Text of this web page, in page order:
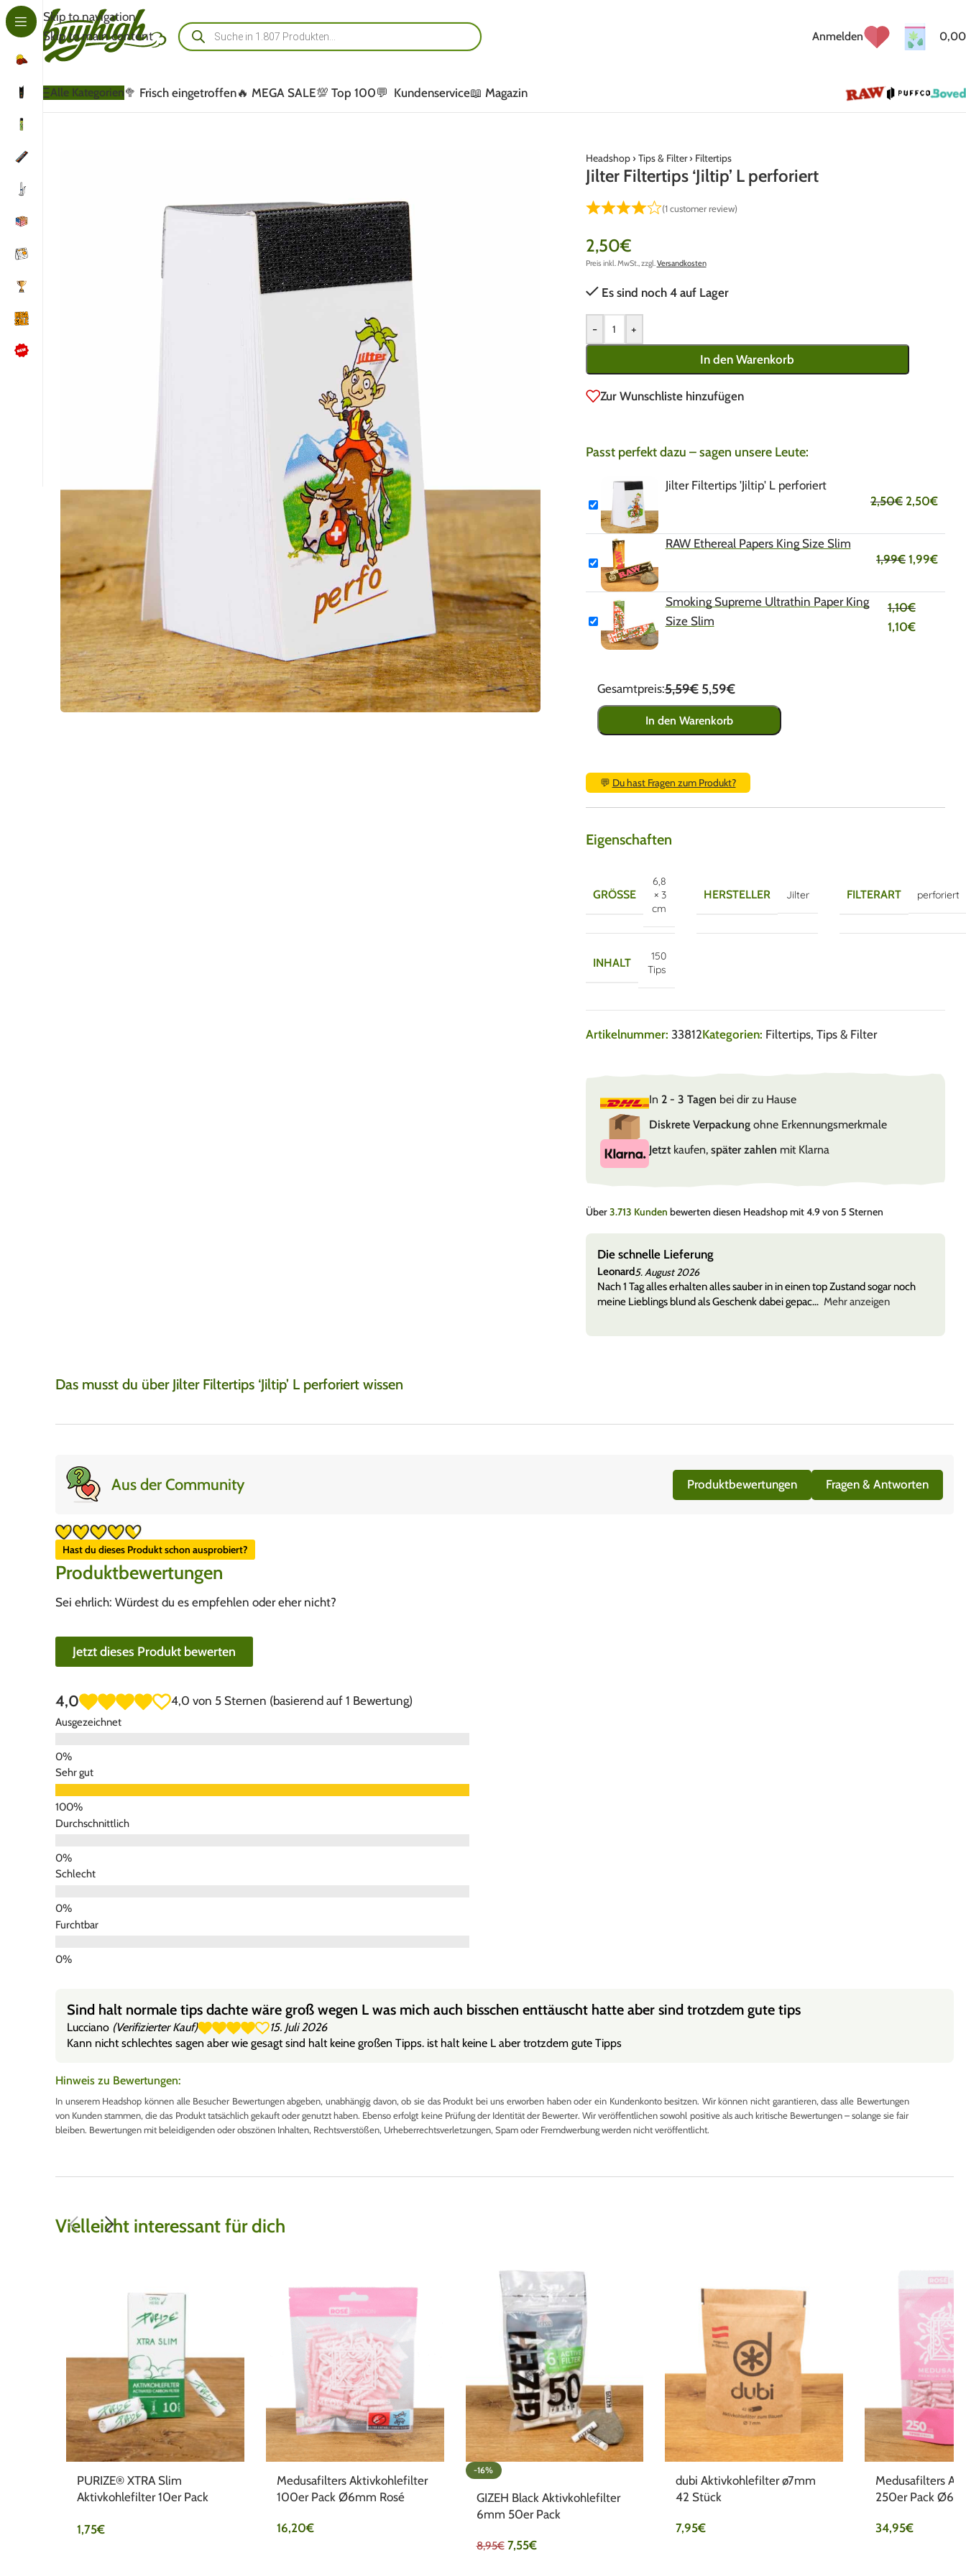
Skip to navigation
Skip to main content
Anmelden 0,00
Alle Kategorien🥦 Frisch eingetroffen🔥 MEGA SALE💯 Top 100💬 Kundenservice📖 Magazin
Headshop› Tips & Filter› Filtertips
Jilter Filtertips ‘Jiltip’ L perforiert
(1customer review)
2,50€
Preis inkl. MwSt., zzgl.Versandkosten
Es sind noch 4 auf Lager
- +
In den Warenkorb
Zur Wunschliste hinzufügen
Passt perfekt dazu – sagen unsere Leute:
Jilter Filtertips 'Jiltip' L perforiert
2,50€ 2,50€
RAW Ethereal Papers King Size Slim
1,99€ 1,99€
Smoking Supreme Ultrathin Paper King
Size Slim
1,10€
1,10€
Gesamtpreis:5,59€ 5,59€
In den Warenkorb
💬 Du hast Fragen zum Produkt?
Eigenschaften
GRÖSSE
6,8
× 3
cm
HERSTELLER Jilter FILTERART perforiert
INHALT
150
Tips
Artikelnummer: 33812Kategorien: Filtertips, Tips & Filter
In 2 - 3 Tagen bei dir zu Hause
Diskrete Verpackungohne Erkennungsmerkmale
Jetztkaufen, später zahlen mit Klarna
Über3.713 Kunden bewerten diesen Headshop mit 4.9 von 5 Sternen
Die schnelle Lieferung
Leonard5. August 2026
Nach 1 Tag alles erhalten alles sauber in in einen top Zustand sogar noch
meine Lieblings blund als Geschenk dabei gepac
Mehr anzeigen
Das musst du über Jilter Filtertips ‘Jiltip’ L perforiert wissen
Aus der Community Produktbewertungen Fragen & Antworten
Hast du dieses Produkt schon ausprobiert?
Produktbewertungen
Sei ehrlich: Würdest du es empfehlen oder eher nicht?
Jetzt dieses Produkt bewerten
4,0 4,0 von 5 Sternen (basierend auf 1 Bewertung)
Ausgezeichnet
Sehr gut
Durchschnittlich
Schlecht
Furchtbar
Sind halt normale tips dachte wäre groß wegen L was mich auch bisschen enttäuscht hatte aber sind trotzdem gute tips
Lucciano (Verifizierter Kauf)
15. Juli 2026
Kann nicht schlechtes sagen aber wie gesagt sind halt keine großen Tipps. ist halt keine L aber trotzdem gute Tipps
Hinweis zu Bewertungen:
In unserem Headshop können alle Besucher Bewertungen abgeben, unabhängig davon, ob sie das Produkt bei uns erworben haben oder ein Kundenkonto besitzen. Wir können nicht garantieren, dass alle Bewertungen
von Kunden stammen, die das Produkt tatsächlich gekauft oder genutzt haben. Ebenso erfolgt keine Prüfung der Identität der Bewerter. Wir veröffentlichen sowohl positive als auch kritische Bewertungen – solange sie fair
bleiben. Bewertungen mit beleidigenden oder obszönen Inhalten, Rechtsverstößen, Urheberrechtsverletzungen, Spam oder Fremdwerbung werden nicht veröffentlicht.
Vielleicht interessant für dich
PURIZE® XTRA Slim
Aktivkohlefilter 10er Pack
1,75€
Medusafilters Aktivkohlefilter
100er Pack Ø6mm Rosé
16,20€
-16%
GIZEH Black Aktivkohlefilter
6mm 50er Pack
8,95€ 7,55€
dubi Aktivkohlefilter ø7mm
42 Stück
7,95€
Medusafilters
250er Pack
34,95€